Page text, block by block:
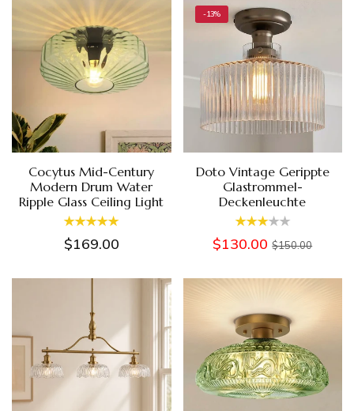
Cocytus Mid-Century
Modern Drum Water
Ripple Glass Ceiling Light
$169.00
-13%
Doto Vintage Gerippte
Glastrommel-
Deckenleuchte
$130.00 $150.00